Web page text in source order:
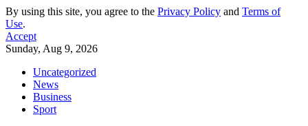
By using this site, you agree to the Privacy Policy and Terms of
Use.
Accept
Sunday, Aug 9, 2026
Uncategorized
News
Business
Sport